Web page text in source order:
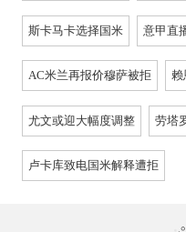
斯卡马卡选择国米 意甲直
AC米兰再报价穆萨被拒 赖
尤文或迎大幅度调整 劳塔
卢卡库致电国米解释遭拒